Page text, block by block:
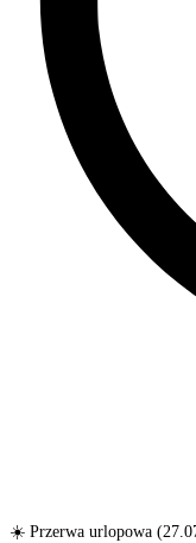
☀️ Przerwa urlopowa